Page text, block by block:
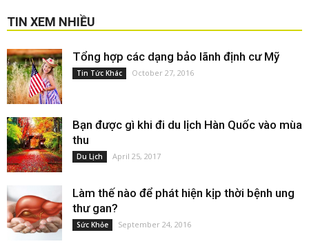
TIN XEM NHIỀU
Tổng hợp các dạng bảo lãnh định cư Mỹ
Tin Tức Khác October 27, 2016
Bạn được gì khi đi du lịch Hàn Quốc vào mùa
thu
Du Lịch April 25, 2017
Làm thế nào để phát hiện kịp thời bệnh ung
thư gan?
Sức Khỏe September 24, 2016